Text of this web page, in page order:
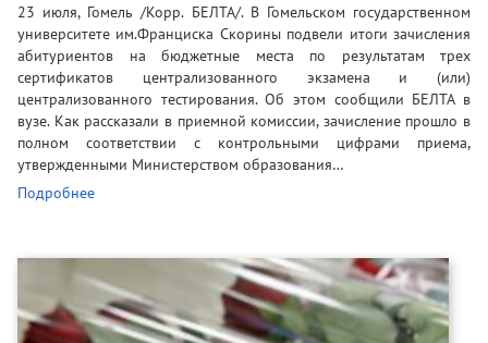
23 июля, Гомель /Корр. БЕЛТА/. В Гомельском государственном
университете им.Франциска Скорины подвели итоги зачисления
абитуриентов на бюджетные места по результатам трех
сертификатов централизованного экзамена и (или)
централизованного тестирования. Об этом сообщили БЕЛТА в
вузе. Как рассказали в приемной комиссии, зачисление прошло в
полном соответствии с контрольными цифрами приема,
утвержденными Министерством образования…
Подробнее